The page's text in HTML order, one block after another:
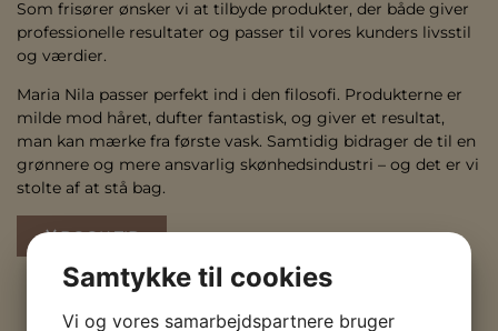
Som frisører ønsker vi at tilbyde produkter, der både giver
professionelle resultater og passer til vores kunders livsstil
og værdier.
Maria Nila passer perfekt ind i den filosofi. Produkterne er
milde mod håret, dufter fantastisk, og giver et resultat,
man kan mærke fra første vask. Samtidig bidrager de til en
grønnere og mere ansvarlig skønhedsindustri – og det er vi
stolte af at stå bag.
BOOK TID
Samtykke til cookies
Vi og vores samarbejdspartnere bruger